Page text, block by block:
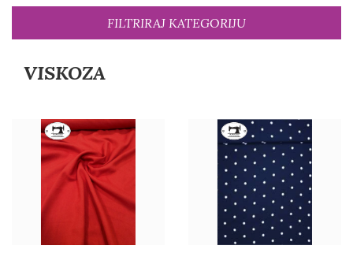
FILTRIRAJ KATEGORIJU
VISKOZA
Detaljnije
Dodaj u listu želja
Detaljnije
Dodaj u listu želja